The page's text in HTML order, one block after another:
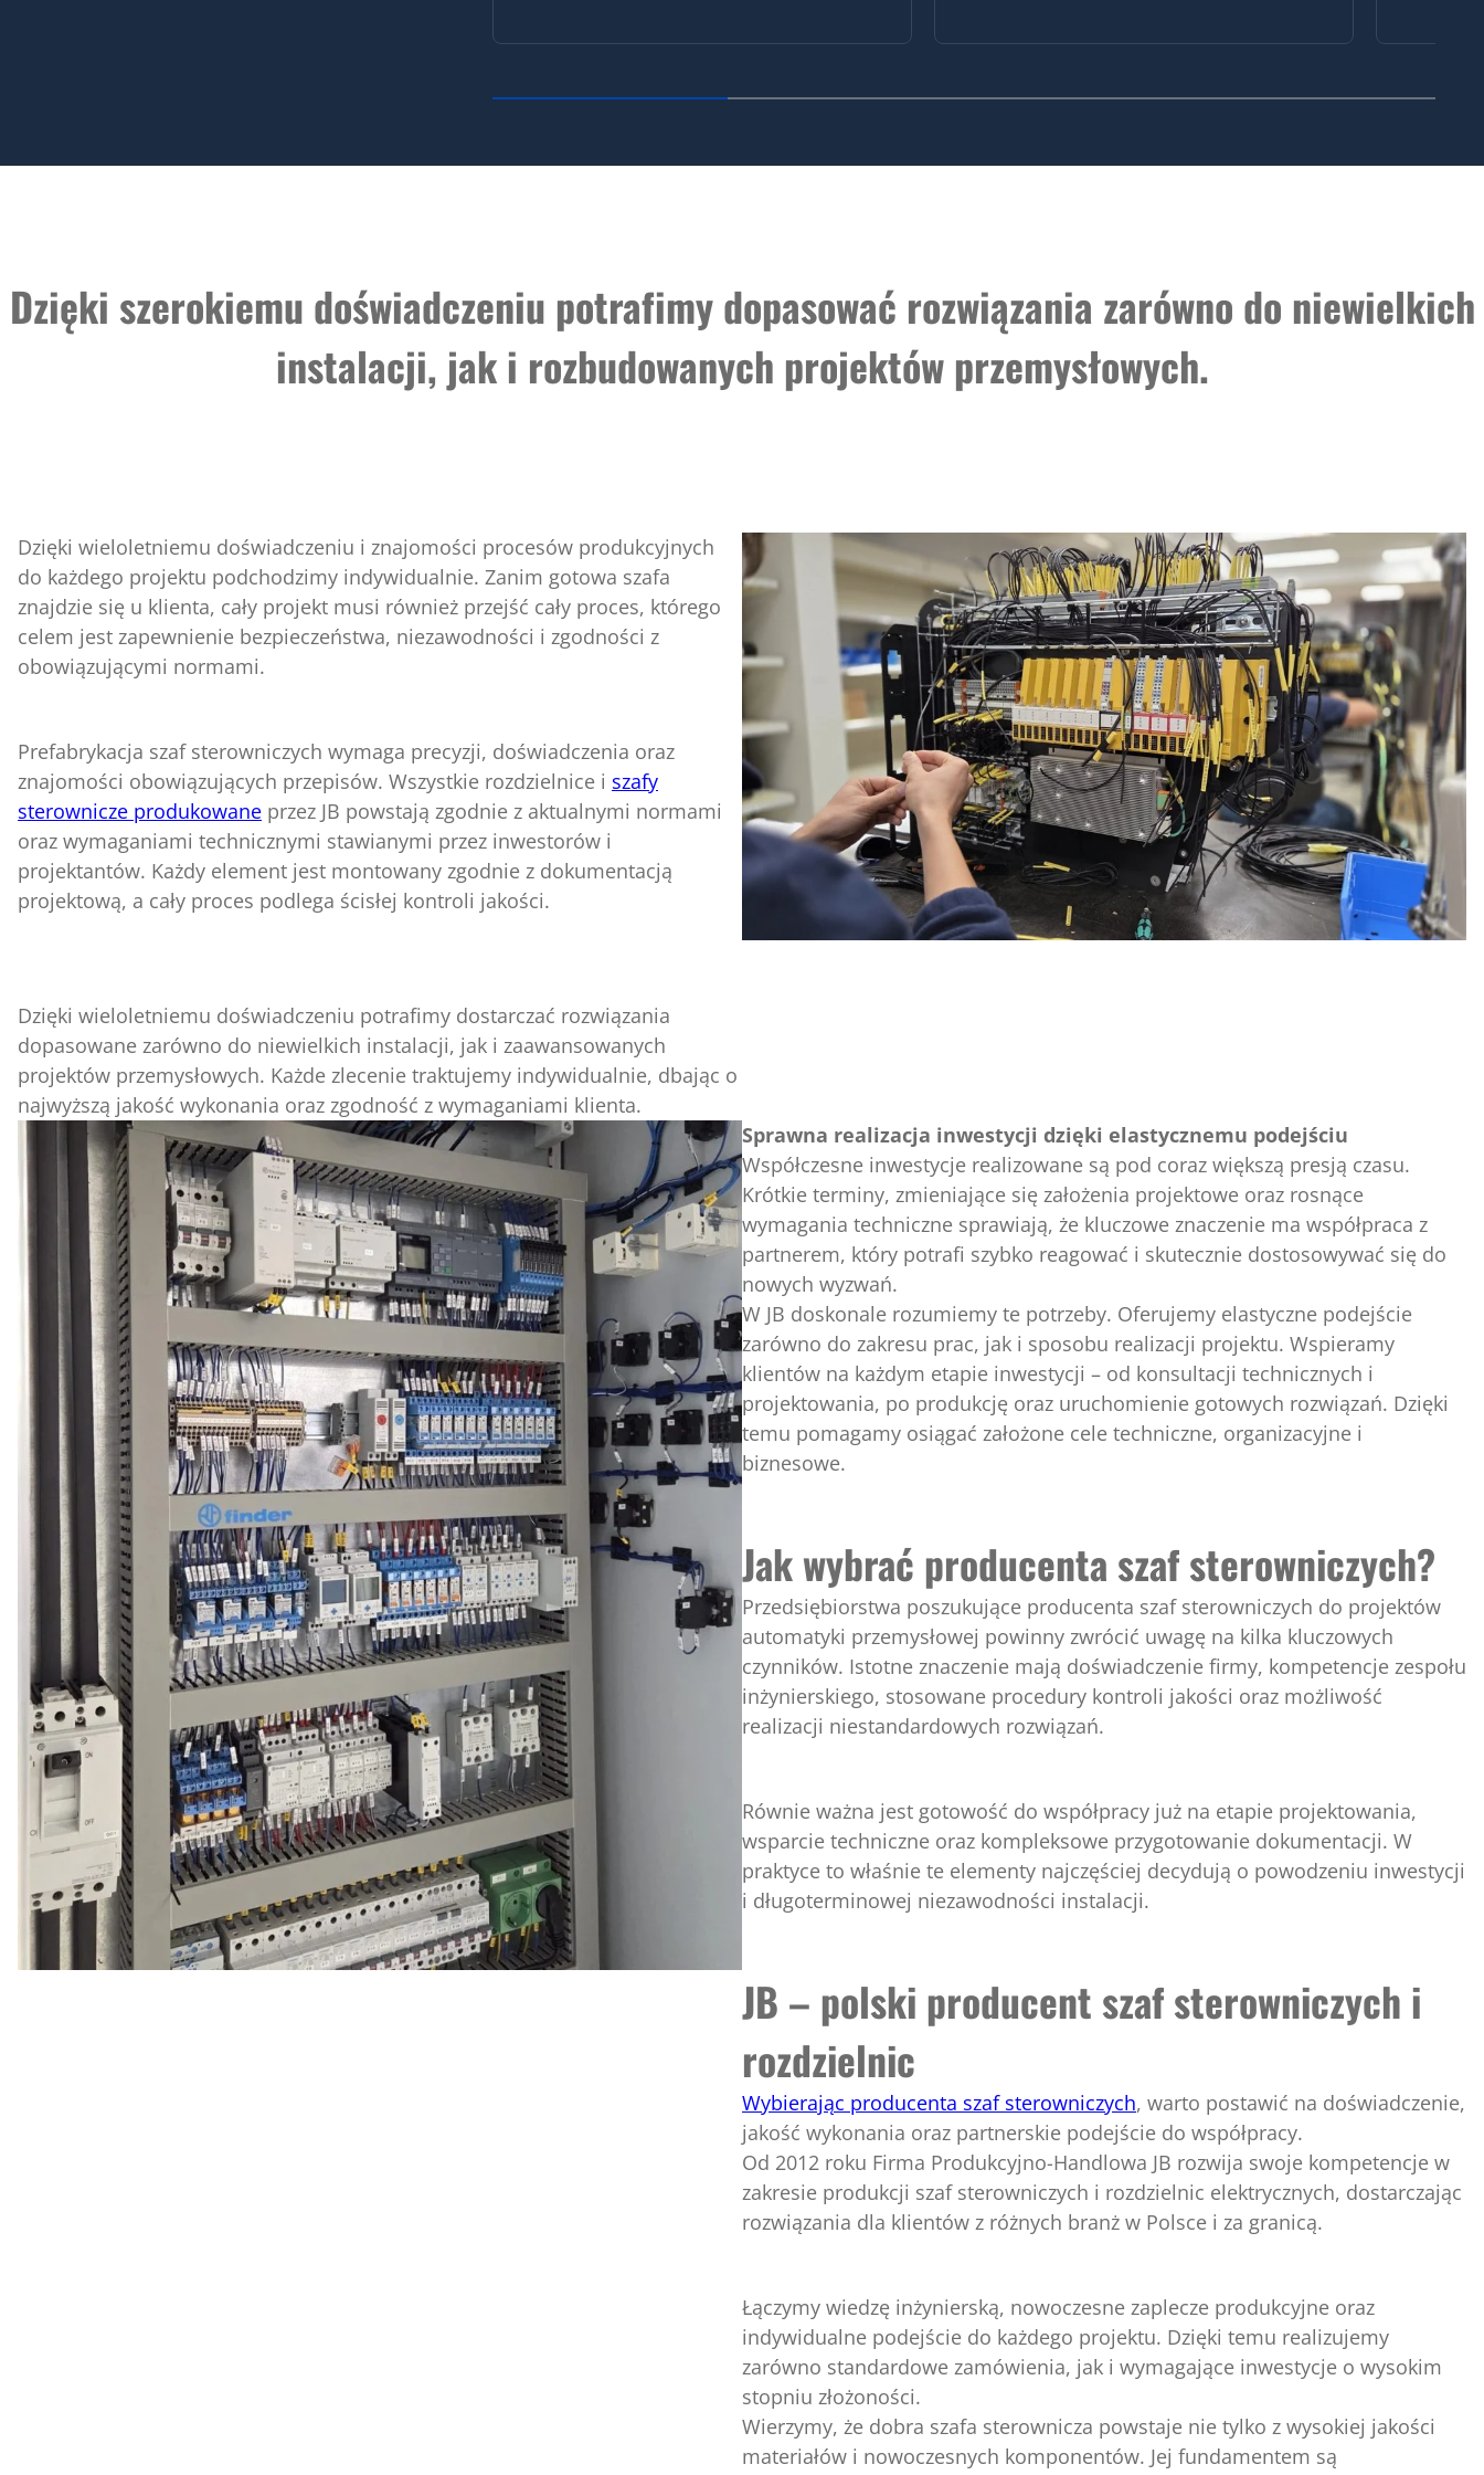
Dzięki szerokiemu doświadczeniu potrafimy dopasować rozwiązania zarówno do niewielkich
instalacji, jak i rozbudowanych projektów przemysłowych.
Dzięki wieloletniemu doświadczeniu i znajomości procesów produkcyjnych
do każdego projektu podchodzimy indywidualnie. Zanim gotowa szafa
znajdzie się u klienta, cały projekt musi również przejść cały proces, którego
celem jest zapewnienie bezpieczeństwa, niezawodności i zgodności z
obowiązującymi normami.
Prefabrykacja szaf sterowniczych wymaga precyzji, doświadczenia oraz
znajomości obowiązujących przepisów. Wszystkie rozdzielnice i szafy
sterownicze produkowane przez JB powstają zgodnie z aktualnymi normami
oraz wymaganiami technicznymi stawianymi przez inwestorów i
projektantów. Każdy element jest montowany zgodnie z dokumentacją
projektową, a cały proces podlega ścisłej kontroli jakości.
Dzięki wieloletniemu doświadczeniu potrafimy dostarczać rozwiązania
dopasowane zarówno do niewielkich instalacji, jak i zaawansowanych
projektów przemysłowych. Każde zlecenie traktujemy indywidualnie, dbając o
najwyższą jakość wykonania oraz zgodność z wymaganiami klienta.
Sprawna realizacja inwestycji dzięki elastycznemu podejściu
Współczesne inwestycje realizowane są pod coraz większą presją czasu.
Krótkie terminy, zmieniające się założenia projektowe oraz rosnące
wymagania techniczne sprawiają, że kluczowe znaczenie ma współpraca z
partnerem, który potrafi szybko reagować i skutecznie dostosowywać się do
nowych wyzwań.
W JB doskonale rozumiemy te potrzeby. Oferujemy elastyczne podejście
zarówno do zakresu prac, jak i sposobu realizacji projektu. Wspieramy
klientów na każdym etapie inwestycji – od konsultacji technicznych i
projektowania, po produkcję oraz uruchomienie gotowych rozwiązań. Dzięki
temu pomagamy osiągać założone cele techniczne, organizacyjne i
biznesowe.
Jak wybrać producenta szaf sterowniczych?
Przedsiębiorstwa poszukujące producenta szaf sterowniczych do projektów
automatyki przemysłowej powinny zwrócić uwagę na kilka kluczowych
czynników. Istotne znaczenie mają doświadczenie firmy, kompetencje zespołu
inżynierskiego, stosowane procedury kontroli jakości oraz możliwość
realizacji niestandardowych rozwiązań.
Równie ważna jest gotowość do współpracy już na etapie projektowania,
wsparcie techniczne oraz kompleksowe przygotowanie dokumentacji. W
praktyce to właśnie te elementy najczęściej decydują o powodzeniu inwestycji
i długoterminowej niezawodności instalacji.
JB – polski producent szaf sterowniczych i
rozdzielnic
Wybierając producenta szaf sterowniczych, warto postawić na doświadczenie,
jakość wykonania oraz partnerskie podejście do współpracy.
Od 2012 roku Firma Produkcyjno-Handlowa JB rozwija swoje kompetencje w
zakresie produkcji szaf sterowniczych i rozdzielnic elektrycznych, dostarczając
rozwiązania dla klientów z różnych branż w Polsce i za granicą.
Łączymy wiedzę inżynierską, nowoczesne zaplecze produkcyjne oraz
indywidualne podejście do każdego projektu. Dzięki temu realizujemy
zarówno standardowe zamówienia, jak i wymagające inwestycje o wysokim
stopniu złożoności.
Wierzymy, że dobra szafa sterownicza powstaje nie tylko z wysokiej jakości
materiałów i nowoczesnych komponentów. Jej fundamentem są